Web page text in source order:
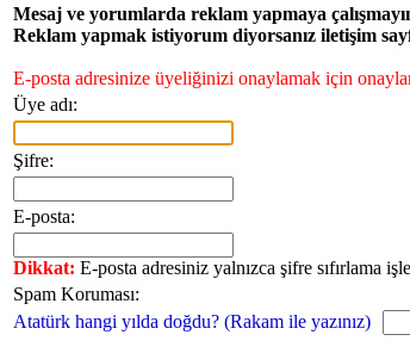
Mesaj ve yorumlarda reklam yapmaya
Reklam yapmak istiyorum diyorsanız iletişim
E-posta adresinize üyeliğinizi onaylamak için
Üye adı:
Şifre:
E-posta:
Dikkat: E-posta adresiniz yalnızca şifre sıfırlama
Spam Koruması:
Atatürk hangi yılda doğdu? (Rakam ile yazınız)